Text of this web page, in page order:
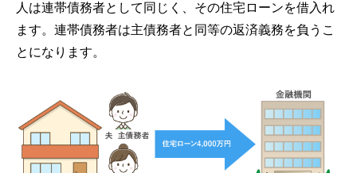
人は連帯債務者として同じく、その住宅ローンを借入れ
ます。連帯債務者は主債務者と同等の返済義務を負うこ
とになります。